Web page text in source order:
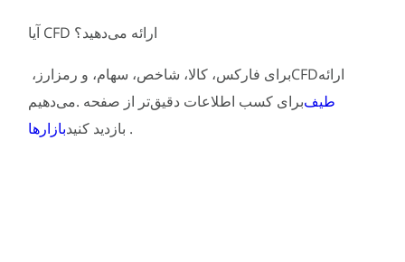
آیا CFD ارائه می‌دهید؟
برای فارکس، کالا، شاخص، سهام، و رمزارز،CFDارائه
می‌دهیم. برای کسب اطلاعات دقیق‌تر از صفحهطیف
بازارهابازدید کنید .